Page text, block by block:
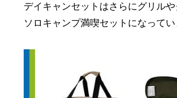
デイキャンセットはさらにグリル
ソロキャンプ満喫セットになってい